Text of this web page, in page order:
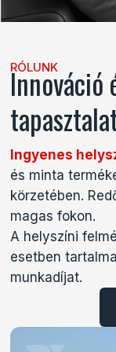
RÓLUNK
Innováció
Ingyenes
és minta
körzetében.
magas fokon.
A helyszíni
esetben
munkadíjat.